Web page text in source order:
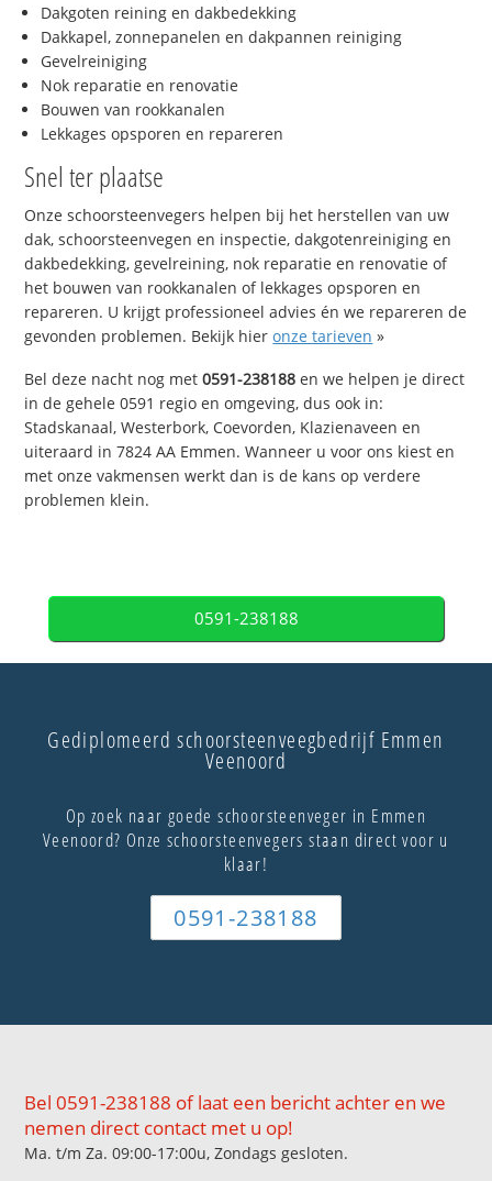
Dakgoten reining en dakbedekking
Dakkapel, zonnepanelen en dakpannen reiniging
Gevelreiniging
Nok reparatie en renovatie
Bouwen van rookkanalen
Lekkages opsporen en repareren
Snel ter plaatse
Onze schoorsteenvegers helpen bij het herstellen van uw
dak, schoorsteenvegen en inspectie, dakgotenreiniging en
dakbedekking, gevelreining, nok reparatie en renovatie of
het bouwen van rookkanalen of lekkages opsporen en
repareren. U krijgt professioneel advies én we repareren de
gevonden problemen. Bekijk hieronze tarieven »
Bel deze nacht nog met0591-238188 en we helpen je direct
in de gehele 0591 regio en omgeving, dus ook in:
Stadskanaal, Westerbork, Coevorden, Klazienaveen en
uiteraard in 7824 AA Emmen. Wanneer u voor ons kiest en
met onze vakmensen werkt dan is de kans op verdere
problemen klein.
0591-238188
Gediplomeerd schoorsteenveegbedrijf Emmen
Veenoord
Op zoek naar goede schoorsteenveger in Emmen
Veenoord? Onze schoorsteenvegers staan direct voor u
klaar!
0591-238188
Bel 0591-238188 of laat een bericht achter en we
nemen direct contact met u op!
Ma. t/m Za. 09:00-17:00u, Zondags gesloten.